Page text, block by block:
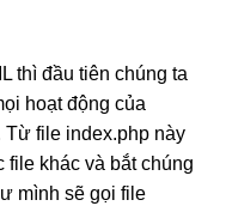
thì đầu tiên chúng ta
hoạt động của
file index.php này
file khác và bắt chúng
mình sẽ gọi file